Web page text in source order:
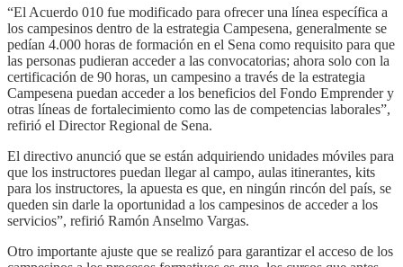
“El Acuerdo 010 fue modificado para ofrecer una línea específica a
los campesinos dentro de la estrategia Campesena, generalmente se
pedían 4.000 horas de formación en el Sena como requisito para que
las personas pudieran acceder a las convocatorias; ahora solo con la
certificación de 90 horas, un campesino a través de la estrategia
Campesena puedan acceder a los beneficios del Fondo Emprender y
otras líneas de fortalecimiento como las de competencias laborales”,
refirió el Director Regional de Sena.
El directivo anunció que se están adquiriendo unidades móviles para
que los instructores puedan llegar al campo, aulas itinerantes, kits
para los instructores, la apuesta es que, en ningún rincón del país, se
queden sin darle la oportunidad a los campesinos de acceder a los
servicios”, refirió Ramón Anselmo Vargas.
Otro importante ajuste que se realizó para garantizar el acceso de los